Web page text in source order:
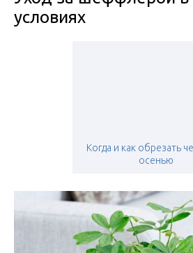
условиях
Когда и как обрезать
осенью